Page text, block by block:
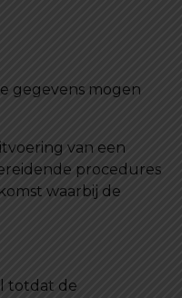
gegevens mogen
van een
procedures
waarbij de
totdat de